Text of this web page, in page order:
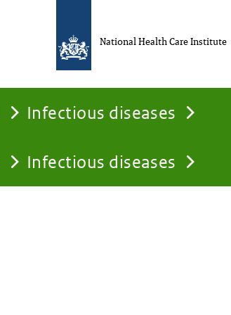
Infectious diseases
Infectious diseases
National Health Care Institute